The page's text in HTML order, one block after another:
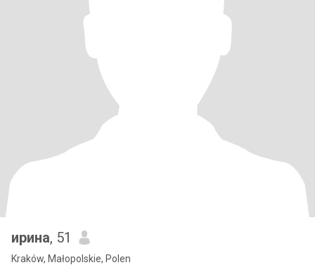
ирина, 51
Kraków, Małopolskie, Polen